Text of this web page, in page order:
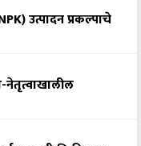
उत्पादन प्रकल्पाचे
नेतृत्वाखालील